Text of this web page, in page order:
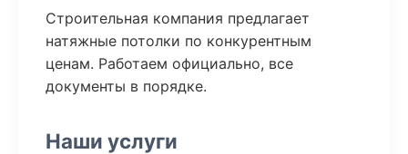
Строительная компания предлагает
натяжные потолки по конкурентным
ценам. Работаем официально, все
документы в порядке.
Наши услуги